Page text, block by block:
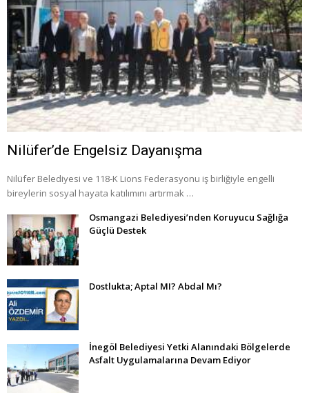
Nilüfer’de Engelsiz Dayanışma
Nilüfer Belediyesi ve 118-K Lions Federasyonu iş birliğiyle engelli
bireylerin sosyal hayata katılımını artırmak …
Osmangazi Belediyesi’nden Koruyucu Sağlığa
Güçlü Destek
Dostlukta; Aptal MI? Abdal Mı?
İnegöl Belediyesi Yetki Alanındaki Bölgelerde
Asfalt Uygulamalarına Devam Ediyor